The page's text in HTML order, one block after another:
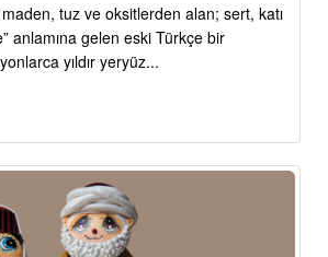
tuz ve oksitlerden alan; sert, katı
anlamına gelen eski Türkçe bir
yıldır yeryüz...